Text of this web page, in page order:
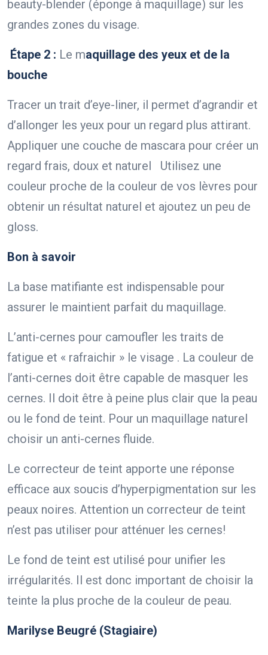
beauty-blender (éponge à maquillage) sur les
grandes zones du visage.
Étape 2 : Le maquillage des yeux et de la
bouche
Tracer un trait d’eye-liner, il permet d’agrandir et
d’allonger les yeux pour un regard plus attirant.
Appliquer une couche de mascara pour créer un
regard frais, doux et naturel Utilisez une
couleur proche de la couleur de vos lèvres pour
obtenir un résultat naturel et ajoutez un peu de
gloss.
Bon à savoir
La base matifiante est indispensable pour
assurer le maintient parfait du maquillage.
L’anti-cernes pour camoufler les traits de
fatigue et « rafraichir » le visage . La couleur de
l’anti-cernes doit être capable de masquer les
cernes. Il doit être à peine plus clair que la peau
ou le fond de teint. Pour un maquillage naturel
choisir un anti-cernes fluide.
Le correcteur de teint apporte une réponse
efficace aux soucis d’hyperpigmentation sur les
peaux noires. Attention un correcteur de teint
n’est pas utiliser pour atténuer les cernes!
Le fond de teint est utilisé pour unifier les
irrégularités. Il est donc important de choisir la
teinte la plus proche de la couleur de peau.
Marilyse Beugré (Stagiaire)